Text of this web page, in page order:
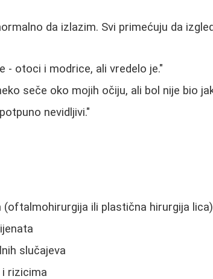
da izlazim. Svi primećuju da
- otoci i modrice, ali vredelo je."
seče oko mojih očiju, ali bol nije bio
nevidljivi."
(oftalmohirurgija ili plastična hirurgija lica)
slučajeva
rizicima